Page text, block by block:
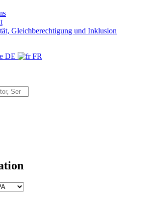
Gleichberechtigung und Inklusion
DE
FR